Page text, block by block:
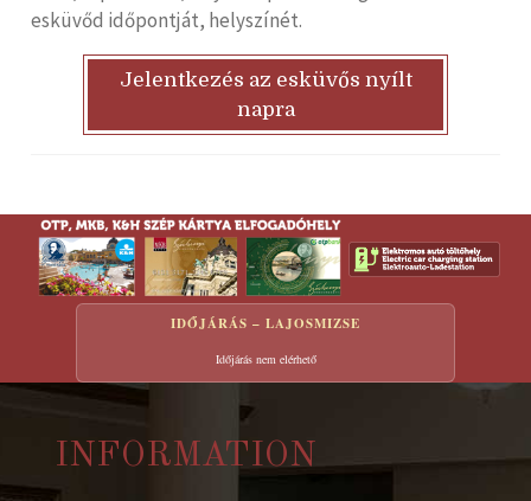
esküvőd időpontját, helyszínét.
Jelentkezés az esküvős nyílt
napra
IDŐJÁRÁS – LAJOSMIZSE
Időjárás nem elérhető
INFORMATION